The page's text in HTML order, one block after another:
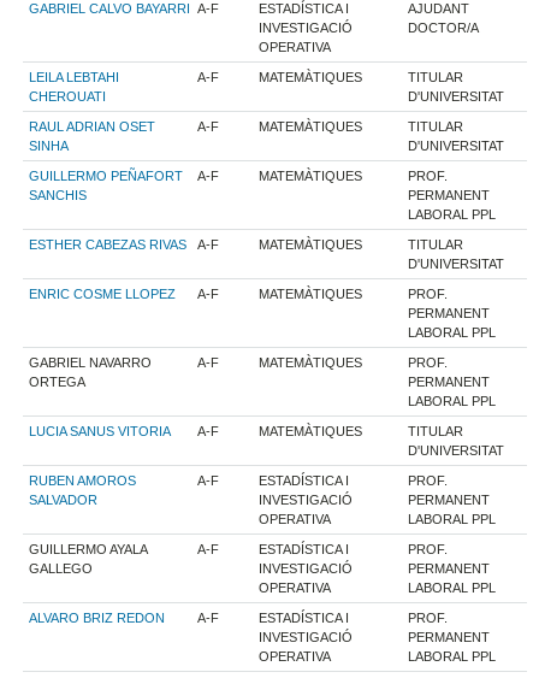
GABRIEL CALVO BAYARRI A-F
ESTADÍSTICA I
INVESTIGACIÓ
OPERATIVA
AJUDANT
DOCTOR/A
LEILA LEBTAHI
CHEROUATI
A-F MATEMÀTIQUES
TITULAR
D'UNIVERSITAT
RAUL ADRIAN OSET
SINHA
A-F MATEMÀTIQUES
TITULAR
D'UNIVERSITAT
GUILLERMO PEÑAFORT
SANCHIS
A-F MATEMÀTIQUES
PROF.
PERMANENT
LABORAL PPL
ESTHER CABEZAS RIVAS A-F MATEMÀTIQUES
TITULAR
D'UNIVERSITAT
ENRIC COSME LLOPEZ A-F MATEMÀTIQUES
PROF.
PERMANENT
LABORAL PPL
GABRIEL NAVARRO
ORTEGA
A-F MATEMÀTIQUES
PROF.
PERMANENT
LABORAL PPL
LUCIA SANUS VITORIA A-F MATEMÀTIQUES
TITULAR
D'UNIVERSITAT
RUBEN AMOROS
SALVADOR
A-F
ESTADÍSTICA I
INVESTIGACIÓ
OPERATIVA
PROF.
PERMANENT
LABORAL PPL
GUILLERMO AYALA
GALLEGO
A-F
ESTADÍSTICA I
INVESTIGACIÓ
OPERATIVA
PROF.
PERMANENT
LABORAL PPL
ALVARO BRIZ REDON A-F
ESTADÍSTICA I
INVESTIGACIÓ
OPERATIVA
PROF.
PERMANENT
LABORAL PPL